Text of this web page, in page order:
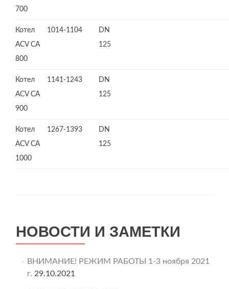
700
Котел
ACV CA
800
1014-1104
DN
125
Котел
ACV СА
900
1141-1243
DN
125
Котел
ACV СА
1000
1267-1393
DN
125
НОВОСТИ И ЗАМЕТКИ
ВНИМАНИЕ! РЕЖИМ РАБОТЫ 1-3 ноября 2021
г. 29.10.2021